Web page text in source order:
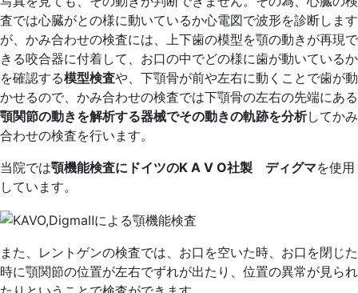
査では心臓がとの様に動いているか心電図で波形を診断します
が、かみ合わせの検査には、上下歯の模型を顎の動きが再現で
きる咬合器に付着して、お口の中でどの様に歯が動いているか
を確認する模型検査や、下顎骨が前や左右に動くことで歯が動
かせるので、かみ合わせの検査では下顎骨の左右の先端にある
顎関節の動きを解析する器械でその動きの軌跡を分析してかみ
合わせの検査を行います。
当院では顎機能検査にドイツのK A V O社製 ディグマを使用
しています。
また、レントゲンの検査では、お口を空いた時、お口を閉じた
時に顎関節の位置が左右でずれが出たり、位置の異常が見られ